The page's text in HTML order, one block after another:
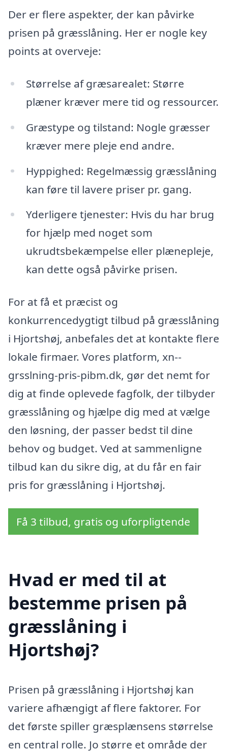
Der er flere aspekter, der kan påvirke
prisen på græsslåning. Her er nogle key
points at overveje:
Størrelse af græsarealet: Større
plæner kræver mere tid og ressourcer.
Græstype og tilstand: Nogle græsser
kræver mere pleje end andre.
Hyppighed: Regelmæssig græsslåning
kan føre til lavere priser pr. gang.
Yderligere tjenester: Hvis du har brug
for hjælp med noget som
ukrudtsbekæmpelse eller plænepleje,
kan dette også påvirke prisen.
For at få et præcist og
konkurrencedygtigt tilbud på græsslåning
i Hjortshøj, anbefales det at kontakte flere
lokale firmaer. Vores platform, xn--
grsslning-pris-pibm.dk, gør det nemt for
dig at finde oplevede fagfolk, der tilbyder
græsslåning og hjælpe dig med at vælge
den løsning, der passer bedst til dine
behov og budget. Ved at sammenligne
tilbud kan du sikre dig, at du får en fair
pris for græsslåning i Hjortshøj.
Få 3 tilbud, gratis og uforpligtende
Hvad er med til at
bestemme prisen på
græsslåning i
Hjortshøj?
Prisen på græsslåning i Hjortshøj kan
variere afhængigt af flere faktorer. For
det første spiller græsplænsens størrelse
en central rolle. Jo større et område der